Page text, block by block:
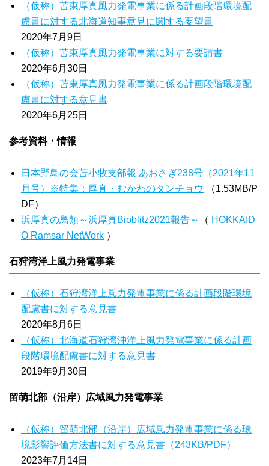
（仮称）苫東厚真風力発電事業に係る計画段階環境配
慮書に対する北海道知事意見に関する要望書
2020年7月9日
（仮称）苫東厚真風力発電事業に対する要請書
2020年6月30日
（仮称）苫東厚真風力発電事業に係る計画段階環境配
慮書に対する意見書
2020年6月25日
参考資料・情報
日本野鳥の会苫小牧支部報 あおさぎ238号（2021年11
月号）※特集：厚真・むかわのタンチョウ
（1.53MB/P
DF）
浜厚真の鳥類～浜厚真Bioblitz2021報告～
（ HOKKAID
O Ramsar NetWork ）
石狩湾洋上風力発電事業
（仮称）石狩湾洋上風力発電事業に係る計画段階環境
配慮書に対する意見書
2020年8月6日
（仮称）北海道石狩湾沖洋上風力発電事業に係る計画
段階環境配慮書に対する意見書
2019年9月30日
留萌北部（沿岸）広域風力発電事業
（仮称）留萌北部（沿岸）広域風力発電事業に係る環
境影響評価方法書に対する意見書（243KB/PDF）
2023年7月14日